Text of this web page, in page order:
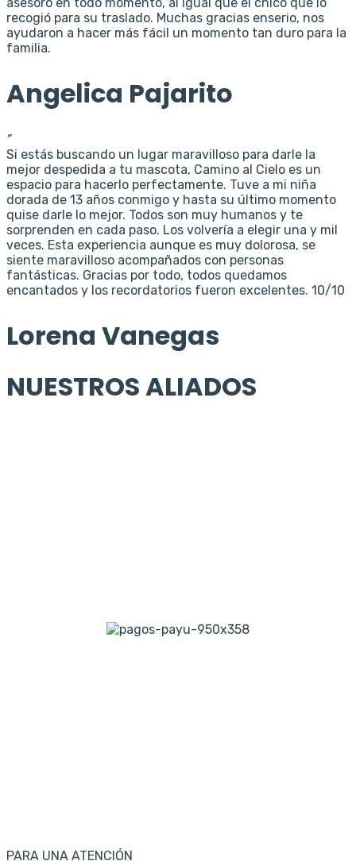
recogió para su traslado. Muchas gracias enserio, nos
ayudaron a hacer más fácil un momento tan duro para la
familia.
Angelica Pajarito
”
Si estás buscando un lugar maravilloso para darle la
mejor despedida a tu mascota, Camino al Cielo es un
espacio para hacerlo perfectamente. Tuve a mi niña
dorada de 13 años conmigo y hasta su último momento
quise darle lo mejor. Todos son muy humanos y te
sorprenden en cada paso. Los volvería a elegir una y mil
veces. Esta experiencia aunque es muy dolorosa, se
siente maravilloso acompañados con personas
fantásticas. Gracias por todo, todos quedamos
encantados y los recordatorios fueron excelentes. 10/10
Lorena Vanegas
NUESTROS ALIADOS
PARA UNA ATENCIÓN